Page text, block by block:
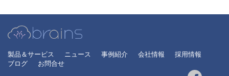
製品＆サービス ニュース 事例紹介 会社情報
採用情報
ブログ
お問合せ